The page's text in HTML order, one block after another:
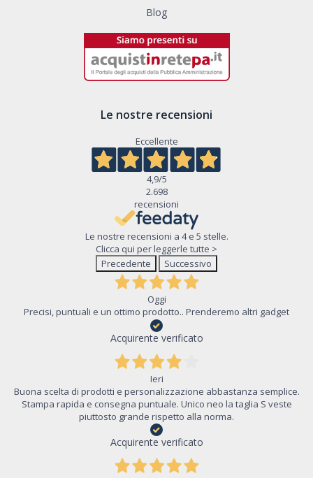
Blog
Le nostre recensioni
Eccellente
4,9/5
2.698
recensioni
Le nostre recensioni a 4 e 5 stelle.
Clicca qui per leggerle tutte >
Precedente
Successivo
Oggi
Precisi, puntuali e un ottimo prodotto.. Prenderemo altri gadget
Acquirente verificato
Ieri
Buona scelta di prodotti e personalizzazione abbastanza semplice.
Stampa rapida e consegna puntuale. Unico neo la taglia S veste
piuttosto grande rispetto alla norma.
Acquirente verificato